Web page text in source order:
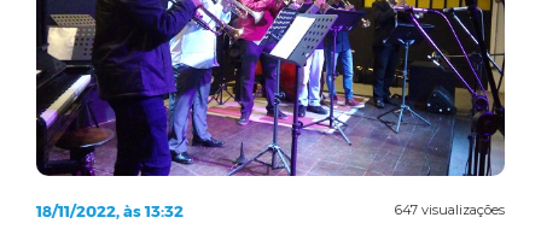
647 visualizações
18/11/2022, às 13:32